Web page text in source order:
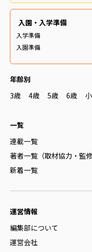
入園・入学準備
入学準備
入園準備
年齢別
3歳
4歳 5歳 6歳
一覧
連載一覧
著者一覧（取材協力・監修
新着一覧
運営情報
編集部について
運営会社